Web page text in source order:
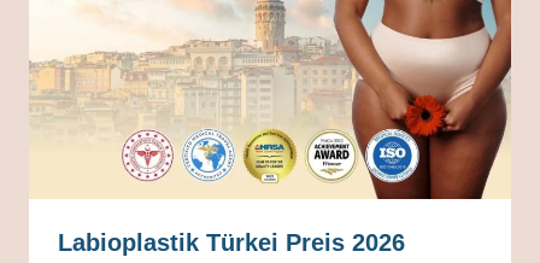
Labioplastik Türkei Preis 2026